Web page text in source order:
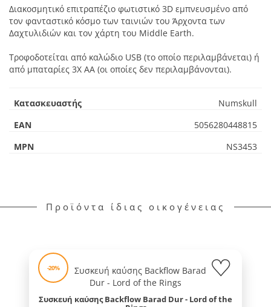
Διακοσμητικό επιτραπέζιο φωτιστικό 3D εμπνευσμένο από
τον φανταστικό κόσμο των ταινιών του Άρχοντα των
Δαχτυλιδιών και τον χάρτη του Middle Earth.
Τροφοδοτείται από καλώδιο USB (το οποίο περιλαμβάνεται) ή
από μπαταρίες 3X AA (οι οποίες δεν περιλαμβάνονται).
Κατασκευαστής
Numskull
EAN
5056280448815
MPN
NS3453
Προϊόντα ίδιας οικογένειας
-20%
Συσκευή καύσης Backflow Barad Dur - Lord of the